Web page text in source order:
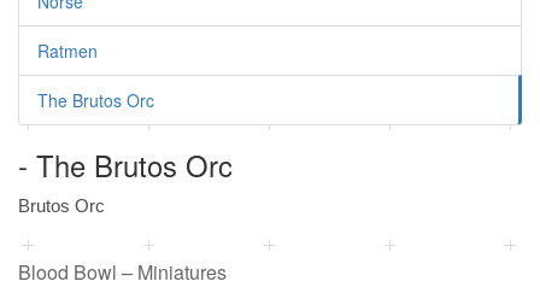
Ratmen
The Brutos Orc
- The Brutos Orc
Brutos Orc
Blood Bowl – Miniatures